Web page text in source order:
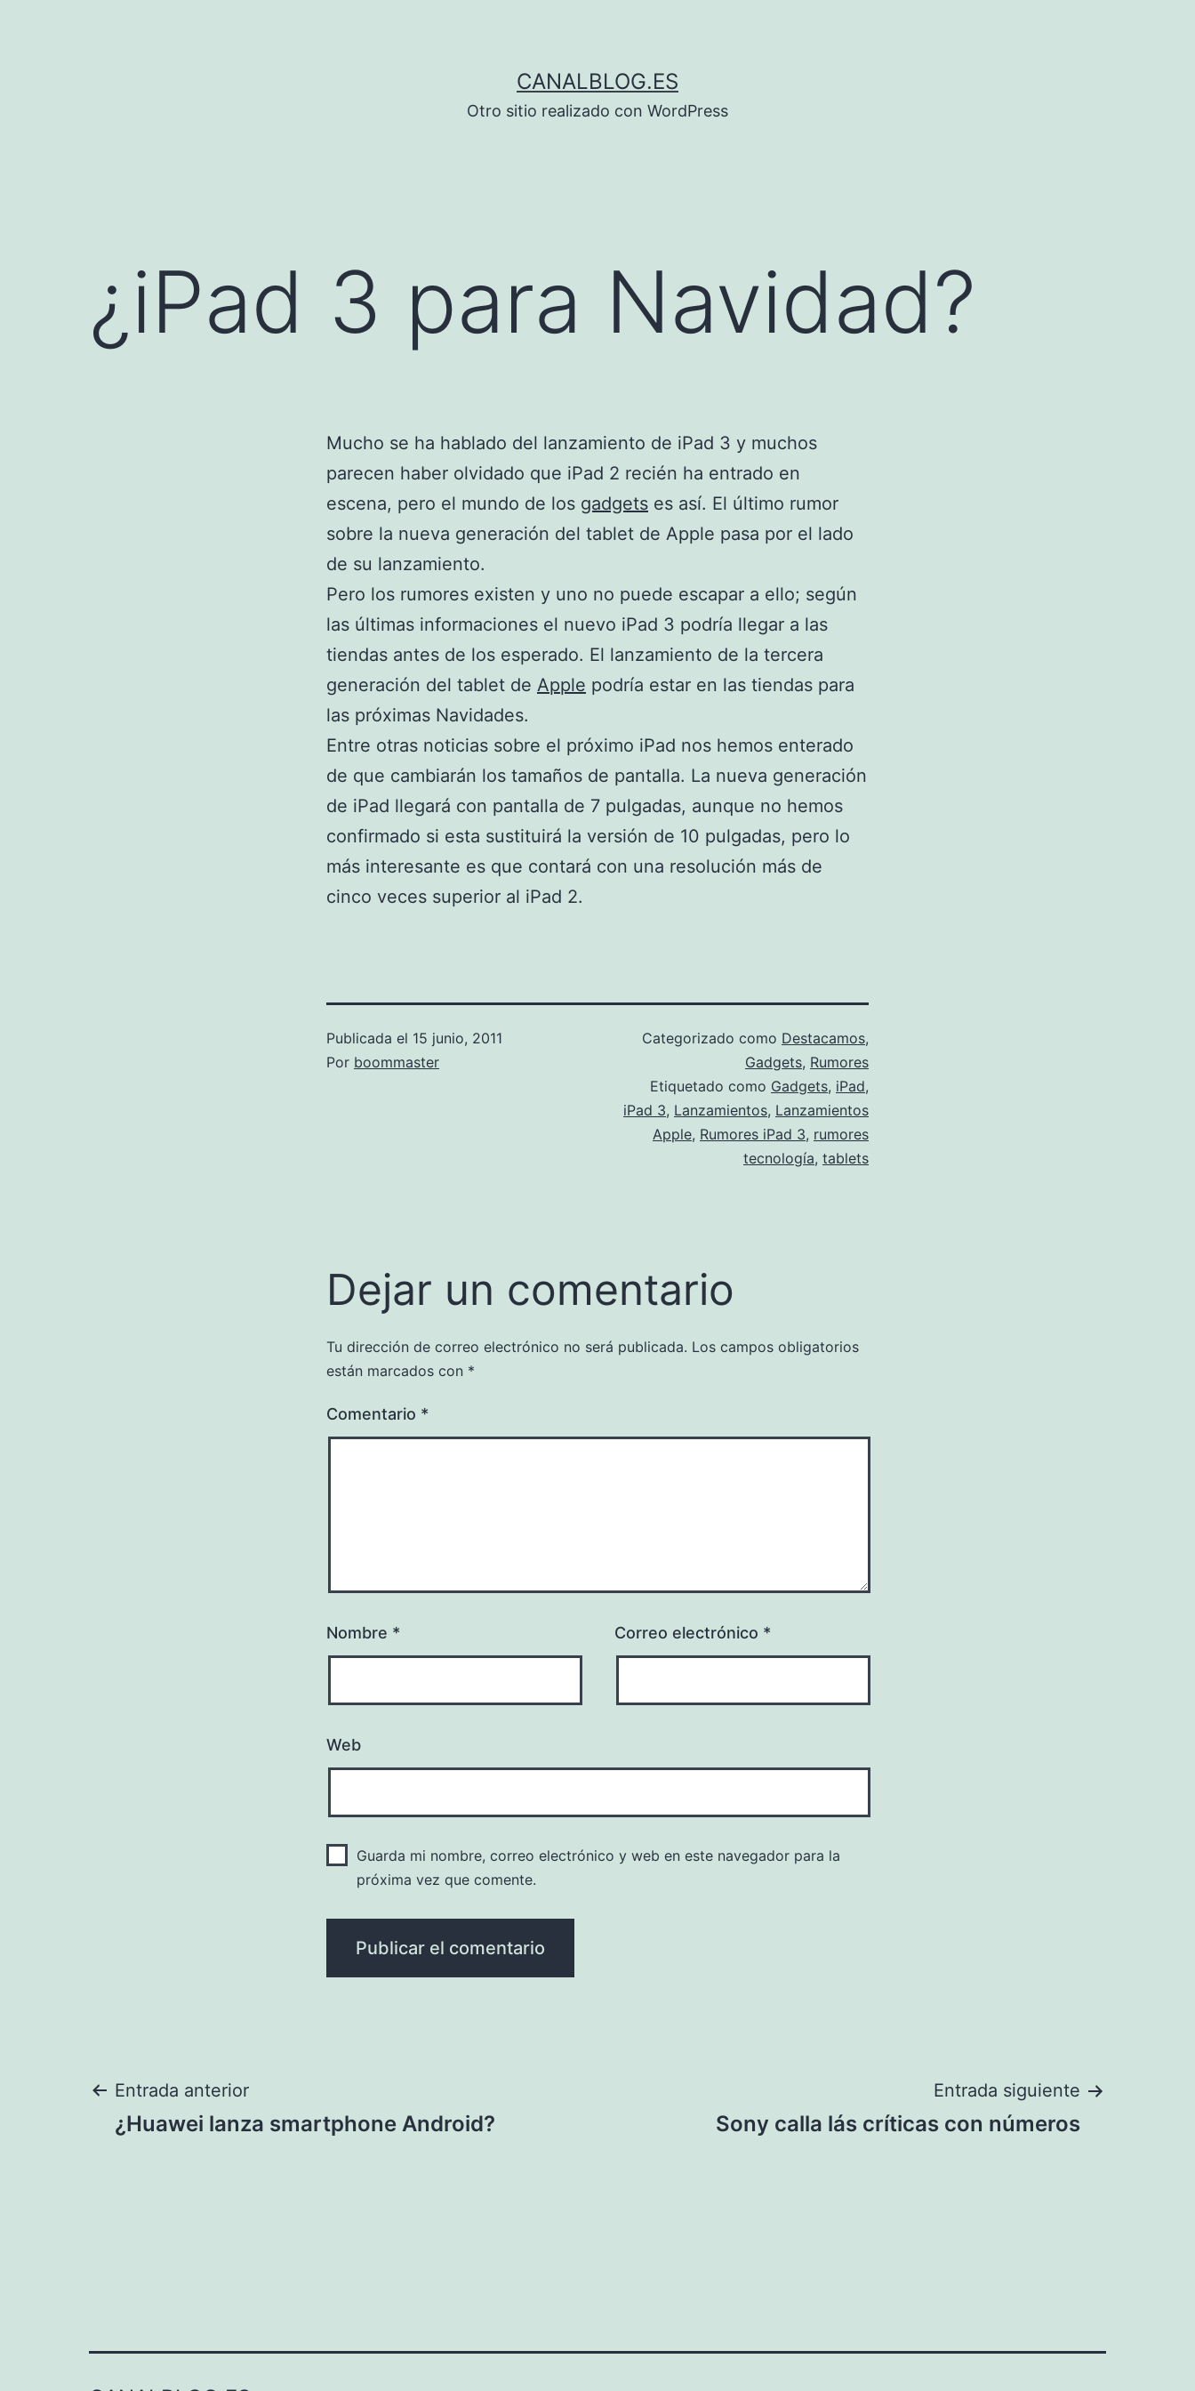
CANALBLOG.ES
Otro sitio realizado con WordPress
¿iPad 3 para Navidad?
Mucho se ha hablado del lanzamiento de iPad 3 y muchos
parecen haber olvidado que iPad 2 recién ha entrado en
escena, pero el mundo de los gadgets es así. El último rumor
sobre la nueva generación del tablet de Apple pasa por el lado
de su lanzamiento.
Pero los rumores existen y uno no puede escapar a ello; según
las últimas informaciones el nuevo iPad 3 podría llegar a las
tiendas antes de los esperado. El lanzamiento de la tercera
generación del tablet de Apple podría estar en las tiendas para
las próximas Navidades.
Entre otras noticias sobre el próximo iPad nos hemos enterado
de que cambiarán los tamaños de pantalla. La nueva generación
de iPad llegará con pantalla de 7 pulgadas, aunque no hemos
confirmado si esta sustituirá la versión de 10 pulgadas, pero lo
más interesante es que contará con una resolución más de
cinco veces superior al iPad 2.
Publicada el 15 junio, 2011
Por boommaster
Categorizado como Destacamos,
Gadgets, Rumores
Etiquetado como Gadgets, iPad,
iPad 3, Lanzamientos, Lanzamientos
Apple, Rumores iPad 3, rumores
tecnología, tablets
Dejar un comentario
Tu dirección de correo electrónico no será publicada. Los campos obligatorios
están marcados con *
Comentario *
Nombre * Correo electrónico *
Web
Guarda mi nombre, correo electrónico y web en este navegador para la
próxima vez que comente.
Navegación
Entrada anterior
¿Huawei lanza smartphone Android?
Entrada siguiente
Sony calla lás críticas con números